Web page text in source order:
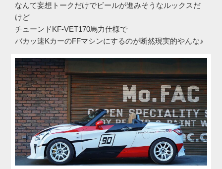
なんて妄想トークだけでビールが進みそうなルックスだ
けど
チューンドKF-VET170馬力仕様で
バカッ速KカーのFFマシンにするのが断然現実的やんな♪